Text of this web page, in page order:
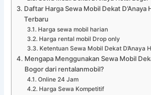
Daftar Harga Sewa Mobil Dekat D’Anaya
Terbaru
Harga sewa mobil harian
Harga rental mobil Drop only
Ketentuan Sewa Mobil Dekat D’Anaya
Mengapa Menggunakan Sewa Mobil
Bogor dari rentalanmobil?
Online 24 Jam
Harga Sewa Kompetitif